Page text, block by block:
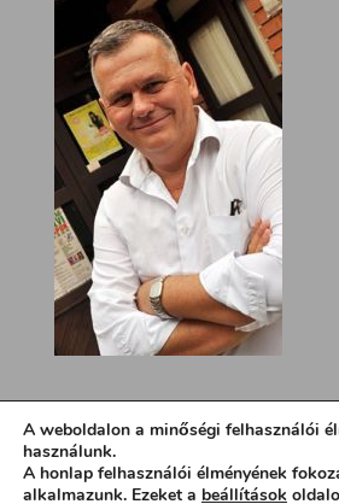
A weboldalon a minőségi felhasználói
használunk.
A honlap felhasználói élményének
alkalmazunk. Ezeket a beállítások